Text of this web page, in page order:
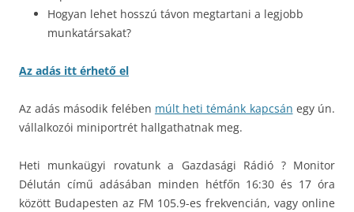
Hogyan lehet hosszú távon megtartani a legjobb
munkatársakat?
Az adás itt érhető el
Az adás második felében múlt heti témánk kapcsán egy ún.
vállalkozói miniportrét hallgathatnak meg.
Heti munkaügyi rovatunk a Gazdasági Rádió ? Monitor
Délután című adásában minden hétfőn 16:30 és 17 óra
között Budapesten az FM 105.9-es frekvencián, vagy online